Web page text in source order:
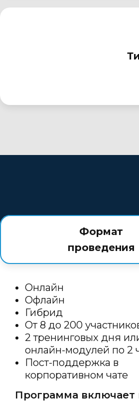
Формат
проведения
Онлайн
Офлайн
Гибрид
От 8 до 200
2 тренинговых дня
онлайн-модулей по 2
Пост-поддержка в
корпоративном чате
Программа включает